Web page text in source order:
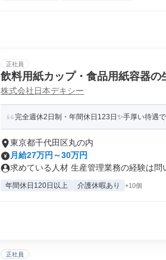
正社員
飲料用紙カップ・食品用紙容器の
株式会社日本デキシー
完全週休2日制・年間休日123日✨手厚い待遇
東京都千代田区丸の内
月給27万円～30万円
求めている人材 生産管理業務の経験は問
年間休日120日以上 介護休暇あり +10個
正社員